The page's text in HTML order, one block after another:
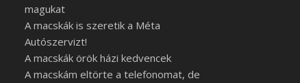
magukat
A macskák is szeretik a Méta
Autószervizt!
A macskák örök házi kedvencek
A macskám eltörte a telefonomat, de